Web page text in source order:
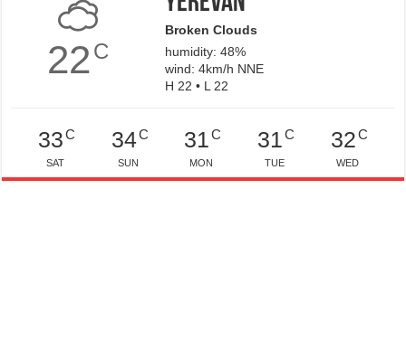
22C
Broken Clouds
humidity: 48%
wind: 4km/h NNE
H 22 • L 22
33C
SAT
34C
SUN
31 C
MON
31C
TUE
32C
WED